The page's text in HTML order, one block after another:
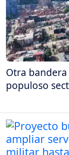
Otra bandera
populoso